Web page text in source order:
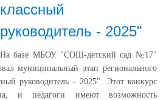
классный
руководитель - 2025"
На базе МБОУ "СОШ-детский сад №17"
муниципальный этап регионального
руководитель - 2025". Этот конкурс
и педагоги имеют возможность